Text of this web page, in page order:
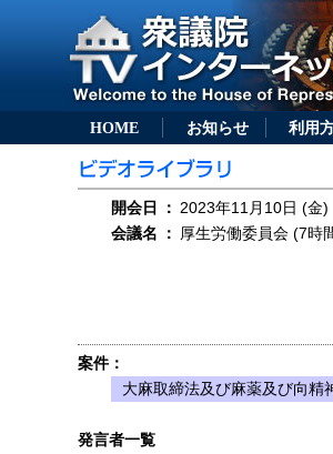
HOME お知らせ 利用
開会日 ： 2023年11月10日 (金)
会議名
： 厚生労働委員会 (7時
案件：
大麻取締法及び麻薬及び向精
発言者一覧